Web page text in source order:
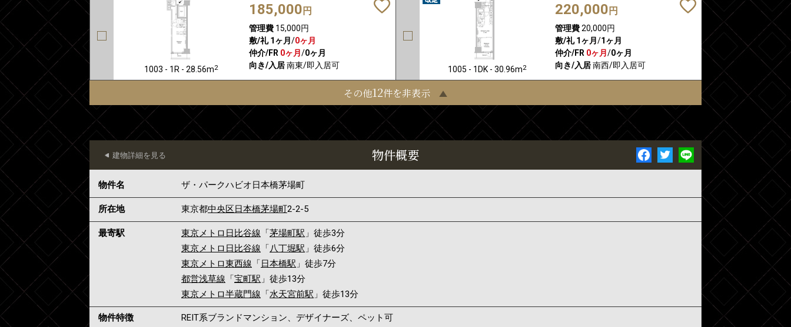
1003 - 1R - 28.56m2
185,000 円
管理費15,000円
敷/礼 1ヶ月/0ヶ月
仲介/FR 0ヶ月/0ヶ月
向き/入居南東/即入居可 1005 - 1DK - 30.96m2
220,000 円
管理費20,000円
敷/礼 1ヶ月/1ヶ月
仲介/FR 0ヶ月/0ヶ月
向き/入居南西/即入居可
その他12件を非表示
物件概要
建物詳細を見る
物件名 ザ・パークハビオ日本橋茅場町
所在地 東京都中央区日本橋茅場町2-2-5
最寄駅 東京メトロ日比谷線 「茅場町駅 」徒歩3分
東京メトロ日比谷線 「八丁堀駅 」徒歩6分
東京メトロ東西線 「日本橋駅 」徒歩7分
都営浅草線 「宝町駅 」徒歩13分
東京メトロ半蔵門線 「水天宮前駅 」徒歩13分
物件特徴 REIT系ブランドマンション、デザイナーズ、ペット可